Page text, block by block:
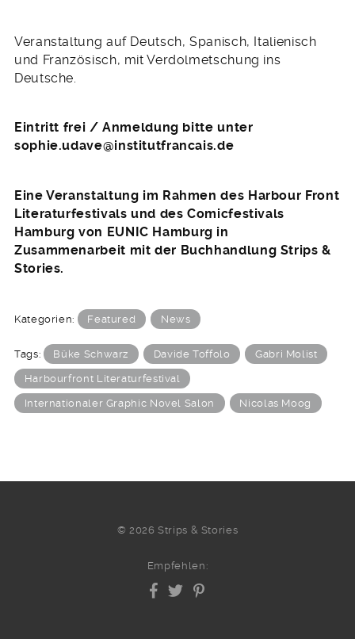
Veranstaltung auf Deutsch, Spanisch, Italienisch
und Französisch, mit Verdolmetschung ins
Deutsche.
Eintritt frei / Anmeldung bitte unter
sophie.udave@institutfrancais.de
Eine Veranstaltung im Rahmen des Harbour Front
Literaturfestivals und des Comicfestivals
Hamburg von EUNIC Hamburg in
Zusammenarbeit mit der Buchhandlung Strips &
Stories.
Kategorien: Featured News
Tags: Büke Schwarz Davide Toffolo Gabri Molist
Harbourfront Literaturfestival
Internationaler Graphic Novel Salon Nicolas Moog
© 2026 Strips & Stories
Empfehlen: